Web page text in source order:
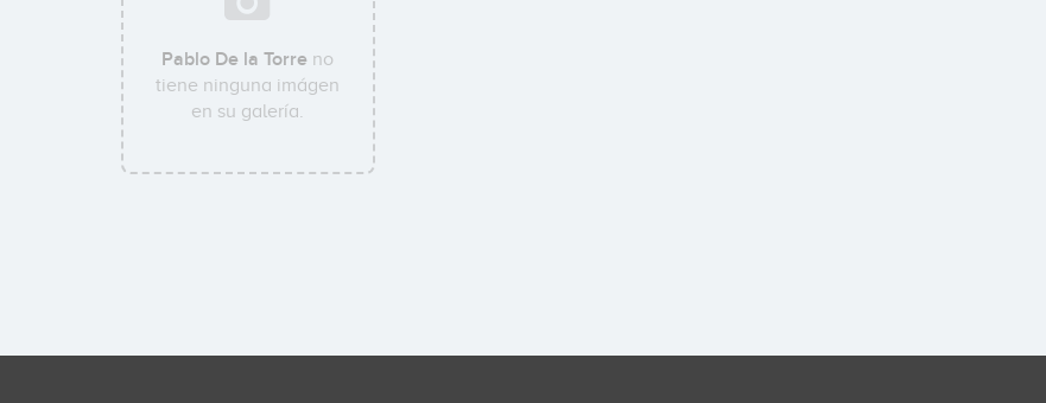
Pablo De la Torre no
tiene ninguna imágen
en su galería.